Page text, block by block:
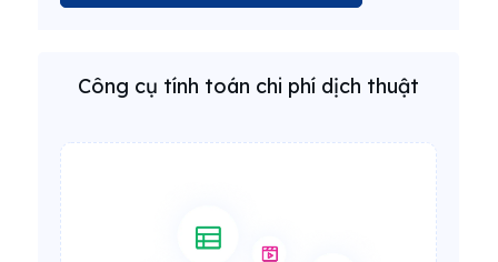
Công cụ tính toán chi phí dịch thuật